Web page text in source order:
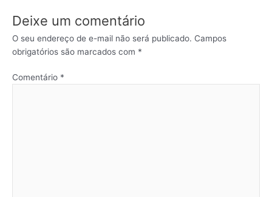
Deixe um comentário
O seu endereço de e-mail não será publicado. Campos
obrigatórios são marcados com *
Comentário *